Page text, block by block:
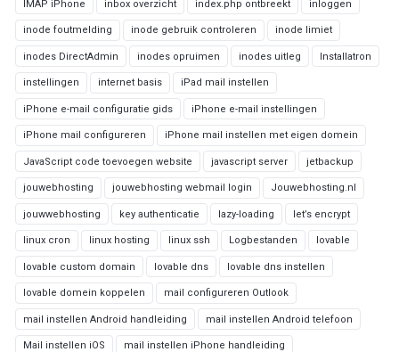
IMAP iPhone inbox overzicht index.php ontbreekt inloggen
inode foutmelding inode gebruik controleren inode limiet
inodes DirectAdmin inodes opruimen inodes uitleg Installatron
instellingen internet basis iPad mail instellen
iPhone e-mail configuratie gids iPhone e-mail instellingen
iPhone mail configureren iPhone mail instellen met eigen domein
JavaScript code toevoegen website javascript server jetbackup
jouwebhosting jouwebhosting webmail login Jouwebhosting.nl
jouwwebhosting key authenticatie lazy-loading let’s encrypt
linux cron linux hosting linux ssh Logbestanden lovable
lovable custom domain lovable dns lovable dns instellen
lovable domein koppelen mail configureren Outlook
mail instellen Android handleiding mail instellen Android telefoon
Mail instellen iOS mail instellen iPhone handleiding